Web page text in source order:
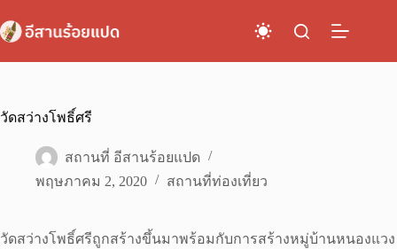
to
content
วัดสว่างโพธิ์ศรี
สถานที่ อีสานร้อยแปด
พฤษภาคม 2, 2020
สถานที่ท่องเที่ยว
วัดสว่างโพธิ์ศรีถูกสร้างขึ้นมาพร้อมกับการสร้างหมู่บ้านหนองแวง